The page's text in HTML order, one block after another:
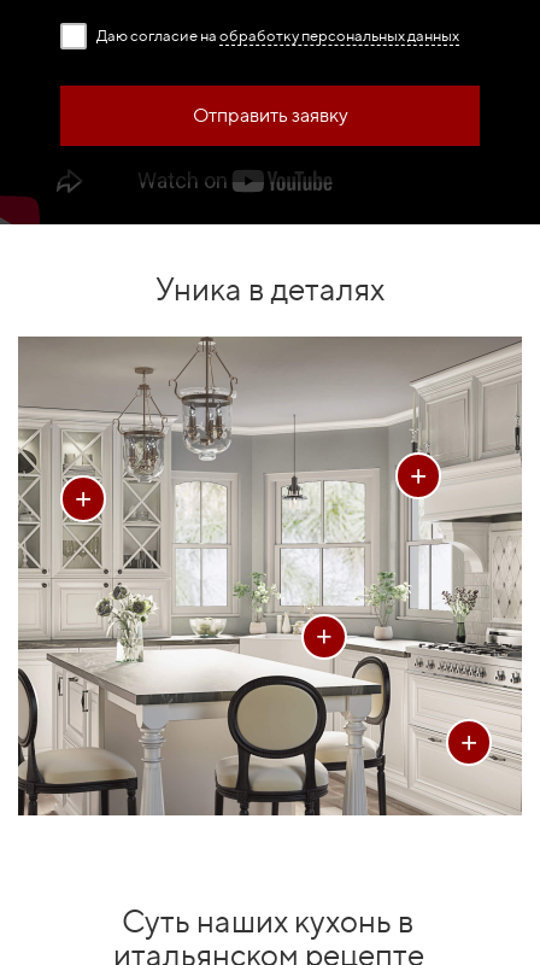
Даю согласие на обработку персональных данных
Отправить заявку
Уника в деталях
+
+
+
+
Суть наших кухонь в
итальянском рецепте